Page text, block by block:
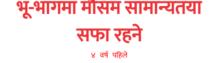
भू-भागमा मौसम सामान्यतया
सफा रहने
४ वर्ष पहिले